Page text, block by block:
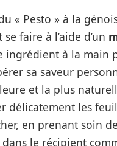
« Pesto » à la
faire à l’aide d’un
ingrédient à la main
sa saveur
et la plus
délicatement les
en prenant soin
dans le récipient